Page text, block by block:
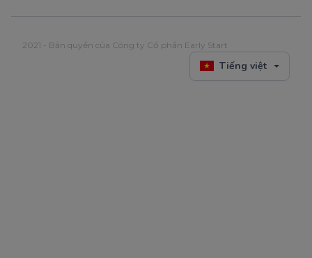
2021 - Bản quyền của Công ty Cổ phần Early Start
Tiếng việt